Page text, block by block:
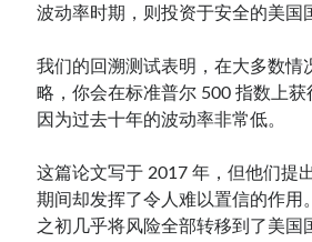
波动率时期，则投资于安全的美国
我们的回溯测试表明，在大多数情
略，你会在标准普尔 500 指数上
因为过去十年的波动率非常低。
这篇论文写于 2017 年，但他们提
期间却发挥了令人难以置信的作用
之初几乎将风险全部转移到了美国